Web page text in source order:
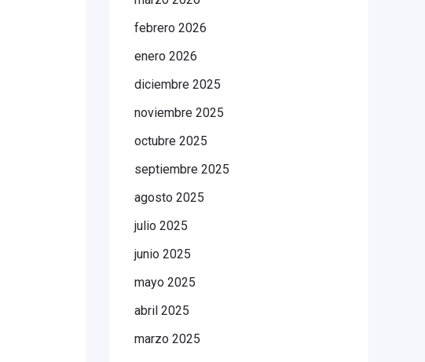
febrero 2026
enero 2026
diciembre 2025
noviembre 2025
octubre 2025
septiembre 2025
agosto 2025
julio 2025
junio 2025
mayo 2025
abril 2025
marzo 2025